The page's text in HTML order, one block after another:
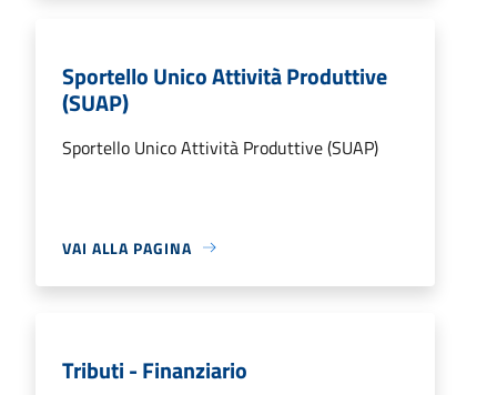
Sportello Unico Attività Produttive
(SUAP)
Sportello Unico Attività Produttive (SUAP)
VAI ALLA PAGINA
Tributi - Finanziario